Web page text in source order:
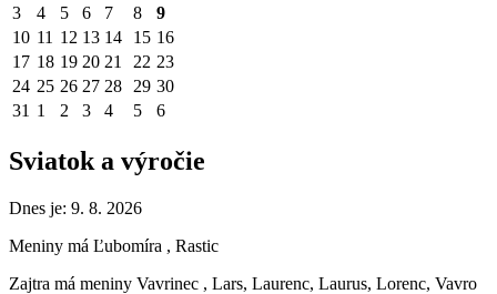
3
4 5 6 7 8
9
10 11 12 13 14 15 16
17 18 19 20 21 22 23
24 25 26 27 28 29 30
31 1 2 3 4 5 6
Sviatok a výročie
Dnes je: 9. 8. 2026
Meniny má Ľubomíra , Rastic
Zajtra má meniny Vavrinec , Lars, Laurenc, Laurus, Lorenc, Vavro